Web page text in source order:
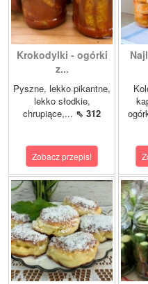
Krokodylki - ogórki
z...
Pyszne, lekko pikantne,
lekko słodkie,
chrupiące,... ⇖ 312
Zobacz przepis!